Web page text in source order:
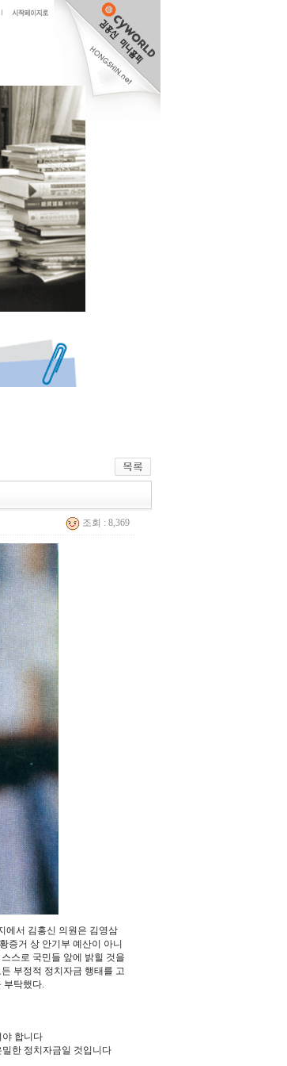
조회 : 8,369
에서 김홍신 의원은 김영삼
증거 상 안기부 예산이 아니
스로 국민들 앞에 밝힐 것을
부정적 정치자금 행태를 고
부탁했다.
합니다
한 정치자금일 것입니다